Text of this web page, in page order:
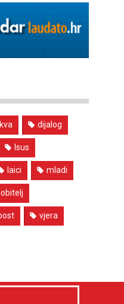
dijalog
Isus
laici mladi
obitelj
vjera